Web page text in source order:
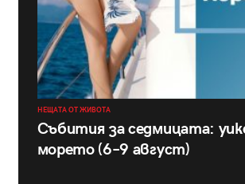
НЕЩАТА ОТ ЖИВОТА
Събития за седмицата:
морето (6–9 август)